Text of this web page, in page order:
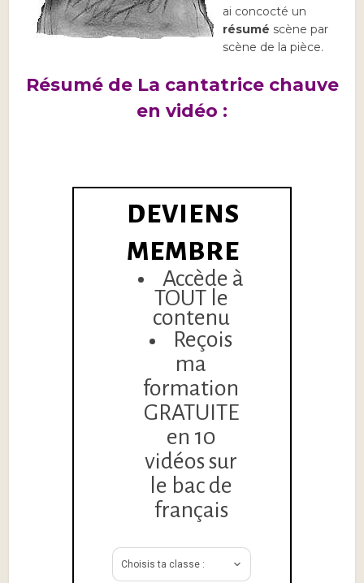
ai concocté un
résumé scène par
scène de la pièce.
Résumé de La cantatrice chauve
en vidéo :
DEVIENS
MEMBRE
Accède à
TOUT le
contenu
Reçois
ma
formation
GRATUITE
en 10
vidéos sur
le bac de
français
Choisis ta classe :